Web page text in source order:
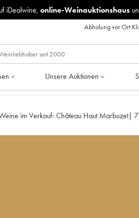
iDealwine, online-Weinauktionshaus
Abholung vor Ort
Unsere Auktionen
im Verkauf: Château Haut Marbuzet|